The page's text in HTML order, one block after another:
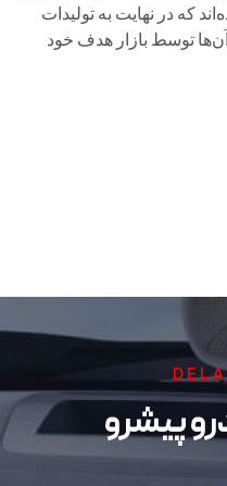
که در نهایت به تولیدات
توسط بازار هدف خود
پیشرو